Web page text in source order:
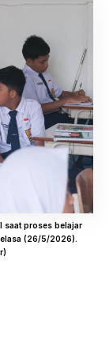
saat proses belajar
(26/5/2026).